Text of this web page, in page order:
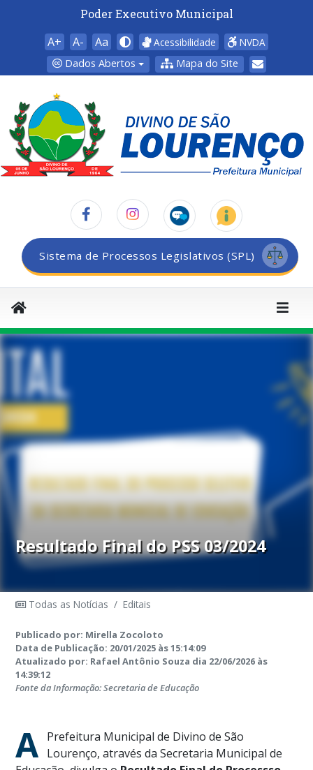
Poder Executivo Municipal
A+ A- Aa Acessibilidade
NVDA
Dados Abertos
Mapa do Site
Sistema de Processos Legislativos (SPL)
Resultado Final do PSS 03/2024
Todas as Notícias / Editais
Publicado por: Mirella Zocoloto
Data de Publicação: 20/01/2025 às 15:14:09
Atualizado por: Rafael Antônio Souza dia 22/06/2026 às
14:39:12
Fonte da Informação: Secretaria de Educação
A Prefeitura Municipal de Divino de São
Lourenço, através da Secretaria Municipal de